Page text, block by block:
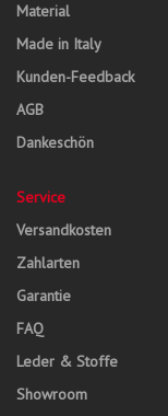
Material
Made in Italy
Kunden-Feedback
AGB
Dankeschön
Service
Versandkosten
Zahlarten
Garantie
FAQ
Leder & Stoffe
Showroom